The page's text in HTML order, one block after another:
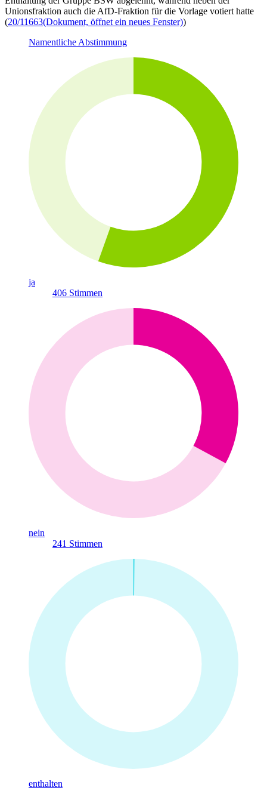
Unionsfraktion auch die AfD-Fraktion für die Vorlage votiert hatte
(20/11663(Dokument, öffnet ein neues Fenster))
Namentliche Abstimmung
ja
406 Stimmen
nein
241 Stimmen
enthalten